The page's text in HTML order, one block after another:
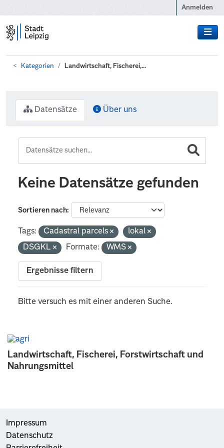
Anmelden
Kategorien Landwirtschaft, Fischerei,...
Landwirtschaft, Fischerei, Forstwirtschaft und
Nahrungsmittel
Datensätze Über uns
Keine Datensätze gefunden
Sortieren nach
Tags: Cadastral parcels
lokal
DSGKL
Formate: WMS
Ergebnisse filtern
Bitte versuch es mit einer anderen Suche.
Impressum
Datenschutz